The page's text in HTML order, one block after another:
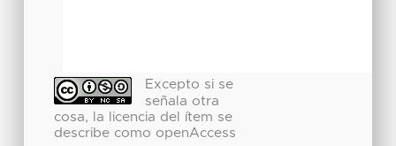
Excepto si se
señala otra
cosa, la licencia del ítem se
describe como openAccess